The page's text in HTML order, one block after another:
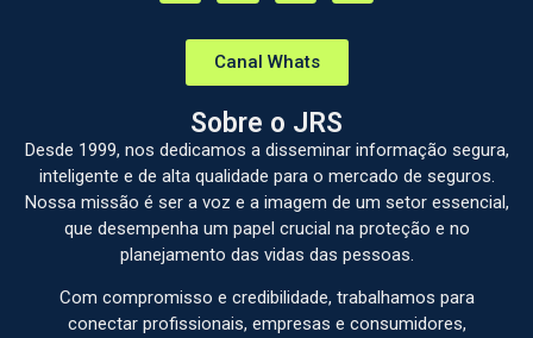
Canal Whats
Sobre o JRS
Desde 1999, nos dedicamos a disseminar informação segura,
inteligente e de alta qualidade para o mercado de seguros.
Nossa missão é ser a voz e a imagem de um setor essencial,
que desempenha um papel crucial na proteção e no
planejamento das vidas das pessoas.
Com compromisso e credibilidade, trabalhamos para
conectar profissionais, empresas e consumidores,